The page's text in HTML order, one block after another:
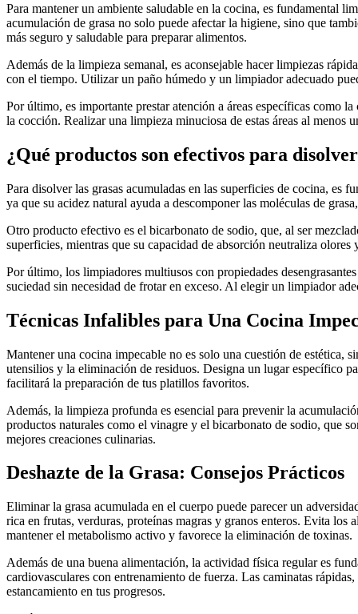
Para mantener un ambiente saludable en la cocina, es fundamental
acumulación de grasa no solo puede afectar la higiene, sino que
más seguro y saludable para preparar alimentos.
Además de la limpieza semanal, es aconsejable hacer limpiezas
con el tiempo. Utilizar un paño húmedo y un limpiador adecuado
Por último, es importante prestar atención a áreas específicas como
la cocción. Realizar una limpieza minuciosa de estas áreas al menos
¿Qué productos son efectivos para
Para disolver las grasas acumuladas en las superficies de cocina, es
ya que su acidez natural ayuda a descomponer las moléculas de
Otro producto efectivo es el bicarbonato de sodio, que, al ser
superficies, mientras que su capacidad de absorción neutraliza
Por último, los limpiadores multiusos con propiedades
suciedad sin necesidad de frotar en exceso. Al elegir un limpiador
Técnicas Infalibles para Una Cocina
Mantener una cocina impecable no es solo una cuestión de
utensilios y la eliminación de residuos. Designa un lugar específico
facilitará la preparación de tus platillos favoritos.
Además, la limpieza profunda es esencial para prevenir la
productos naturales como el vinagre y el bicarbonato de sodio, que
mejores creaciones culinarias.
Deshazte de la Grasa: Consejos Prácticos
Eliminar la grasa acumulada en el cuerpo puede parecer un
rica en frutas, verduras, proteínas magras y granos enteros. Evita los
mantener el metabolismo activo y favorece la eliminación de toxinas.
Además de una buena alimentación, la actividad física regular es
cardiovasculares con entrenamiento de fuerza. Las caminatas
estancamiento en tus progresos.